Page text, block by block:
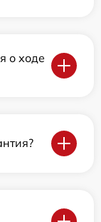
о ходе